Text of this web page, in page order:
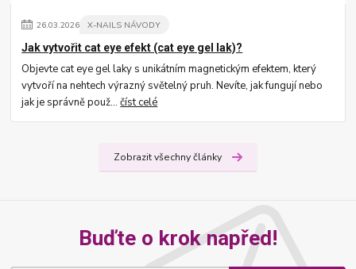
26.03.2026 X-NAILS NÁVODY
Jak vytvořit cat eye efekt (cat eye gel lak)?
Objevte cat eye gel laky s unikátním magnetickým efektem, který
vytvoří na nehtech výrazný světelný pruh. Nevíte, jak fungují nebo
jak je správně použ...číst celé
Zobrazit všechny články
Buďte o krok napřed!